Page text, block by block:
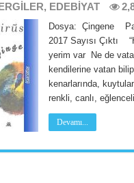
, EDEBİYAT
Dosya: Çingene
2017 Sayısı Çıktı
yerim var Ne de
kendilerine vatan
kenarlarında,
renkli, canlı,
Devamı...